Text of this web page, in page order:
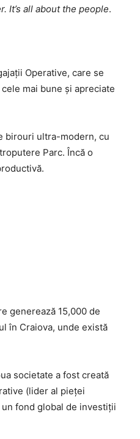
It’s all about the people.
Operative, care se
mai bune și apreciate
birouri ultra-modern, cu
Parc. Încă o
generează 15,000 de
în Craiova, unde există
societate a fost creată
(lider al pieței
fond global de investiții